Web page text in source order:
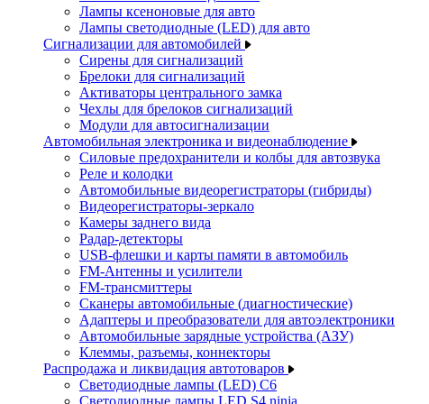
Лампы ксеноновые для авто
Лампы светодиодные (LED) для авто
Сигнализации для автомобилей
Сирены для сигнализаций
Брелоки для сигнализаций
Активаторы центрального замка
Чехлы для брелоков сигнализаций
Модули для автосигнализации
Автомобильная электроника и видеонаблюдение
Силовые предохранители и колбы для автозвука
Реле и колодки
Автомобильные видеорегистраторы (гибриды)
Видеорегистраторы-зеркало
Камеры заднего вида
Радар-детекторы
USB-флешки и карты памяти в автомобиль
FM-Антенны и усилители
FM-трансмиттеры
Сканеры автомобильные (диагностические)
Адаптеры и преобразователи для автоэлектроники
Автомобильные зарядные устройства (АЗУ)
Клеммы, разъемы, коннекторы
Распродажа и ликвидация автотоваров
Светодиодные лампы (LED) C6
Светодиодные лампы LED S4 ninja